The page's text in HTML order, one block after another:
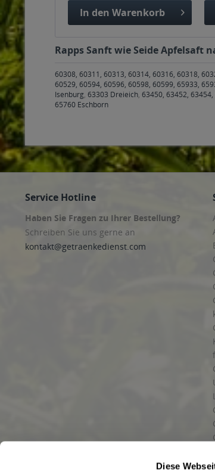
Diese
In den Warenkorb
Rapps Sanft wie Seide Apfelsaft
60308, 60311, 60313, 60314, 60316, 60318,
60529, 60594, 60596, 60598, 60599, 65933,
Isenburg, 63303 Dreieich, 63450, 63452,
65760 Eschborn
Service Hotline
Haben Sie Fragen zu Ihrer Bestellung?
Schreiben Sie uns gerne an
kontakt@getraenkedienst.com